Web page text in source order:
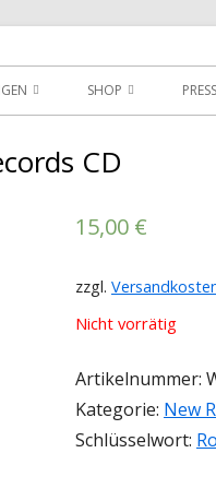
SHOP
WARENKORB
CD
15,00 €
zzgl.
Nicht vorrätig
Artikelnummer:
Kategorie: New
Schlüsselwort: